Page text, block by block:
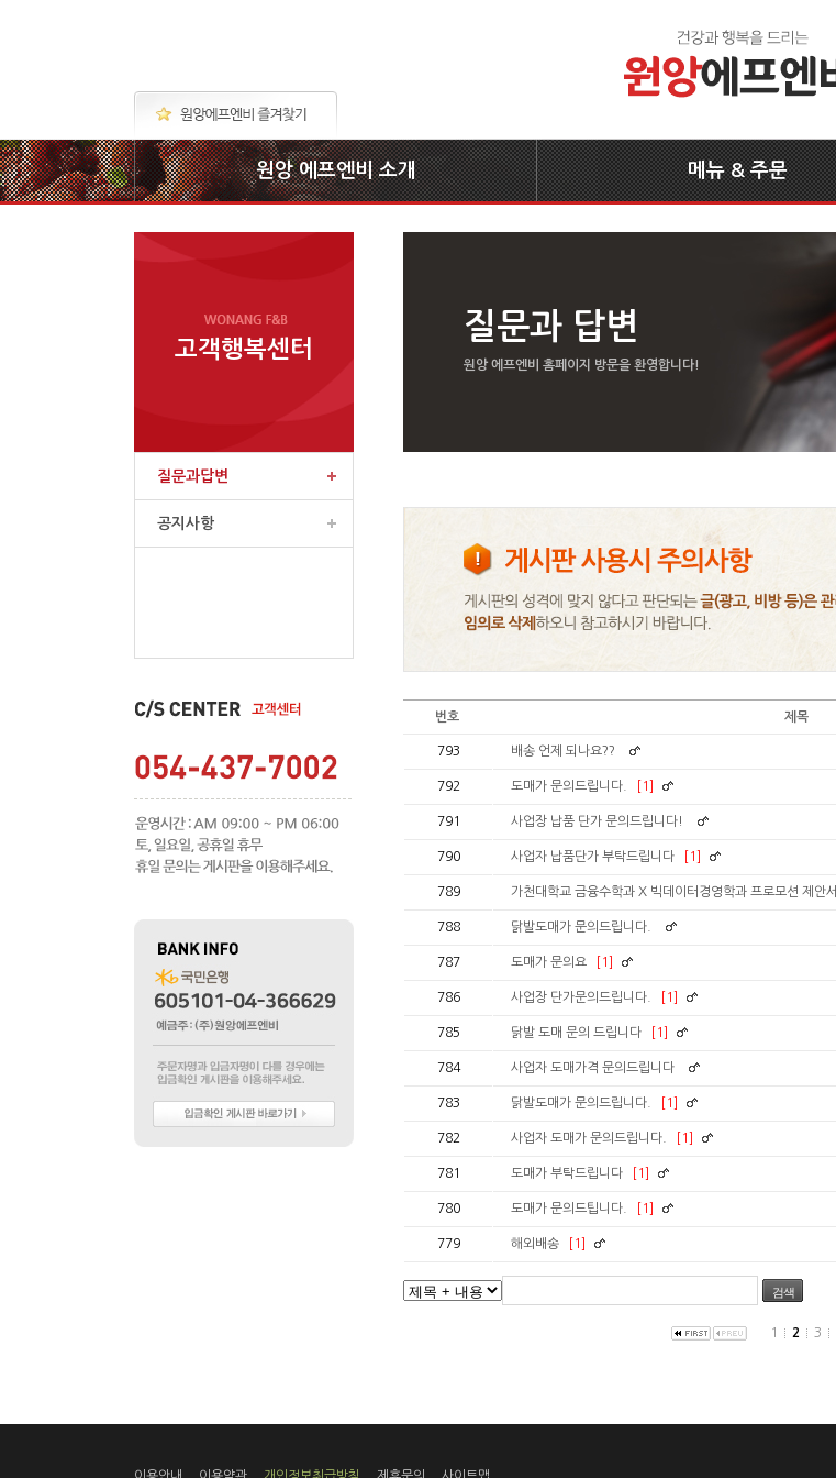
원앙 에프엔비 소개 메뉴 & 주문
고객행복센터
질문과답변
공지사항
질문과 답변
원앙 에프엔비 홈페이지 방문을 환영합니다!
번호 제목
793 배송 언제 되나요??
792 도매가 문의드립니다. [1]
791 사업장 납품 단가 문의드립니다!
790 사업자 납품단가 부탁드립니다 [1]
789 가천대학교 금융수학과 X 빅데이터경영학과 프로모션 제안서
788 닭발도매가 문의드립니다.
787 도매가 문의요 [1]
786 사업장 단가문의드립니다. [1]
785 닭발 도매 문의 드립니다 [1]
784 사업자 도매가격 문의드립니다
783 닭발도매가 문의드립니다. [1]
782 사업자 도매가 문의드립니다. [1]
781 도매가 부탁드립니다 [1]
780 도매가 문의드팁니다. [1]
779 해외배송 [1]
검색
1 2 3